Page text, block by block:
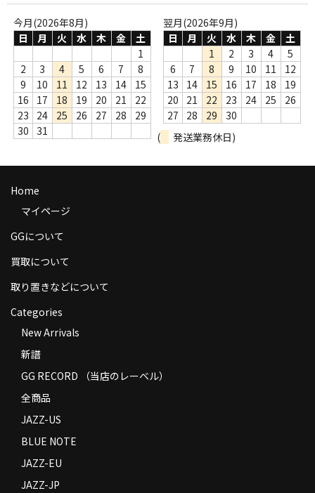
コンディション
Privacy Policy
特定商取引法に基づく表示
Contact
今月(2026年8月)
日
月 火 水 木 金
土
1
2
3 4 5 6 7
8
9
10 11 12 13 14
15
16
17 18 19 20 21
22
23
24 25 26 27 28
29
30
31
翌月(2026年9月)
日
月 火 水 木 金
土
1
2 3 4
5
6
7 8 9 10 11
12
13
14 15 16 17 18
19
20
21 22 23 24 25
26
27
28 29
30
(
発送業務休日)
Home
マイページ
GGについて
買取について
取り置きなどについて
Categories
New Arrivals
新譜
GG RECORD （当店のレーベル）
全商品
JAZZ-US
BLUE NOTE
JAZZ-EU
JAZZ-JP